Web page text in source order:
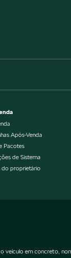
Após-Venda
Pacotes
de Sistema
do proprietário
em concreto,